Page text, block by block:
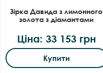
Зірка Давида з лимонного
золота з діамантами
Ціна: 33 153 грн
Купити